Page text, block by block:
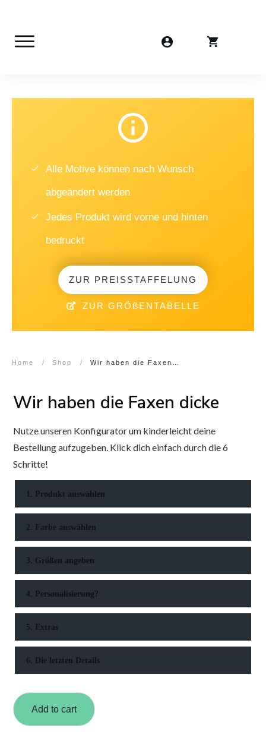
Alle Motive können nach Wunsch
abgeändert werden
Jedes Produkt wird vorne und hinten
bedruckt
ZUR PREISSTAFFELUNG
ZUR GRÖßENTABELLE
Home / Shop /
Wir haben die Faxen dicke
Nutze unseren Konfigurator um kinderleicht deine
Bestellung aufzugeben. Klick dich einfach durch die 6
Schritte!
1. Produkt auswählen
2. Farbe auswählen
3. Größen angeben
4. Personalisierung?
5. Extras
6. Die letzten Details
Add to cart